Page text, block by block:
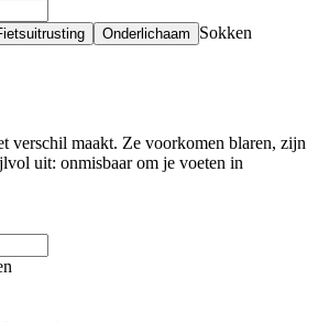
Onderlichaam Sokken
verschil maakt. Ze voorkomen blaren, zijn
uit: onmisbaar om je voeten in